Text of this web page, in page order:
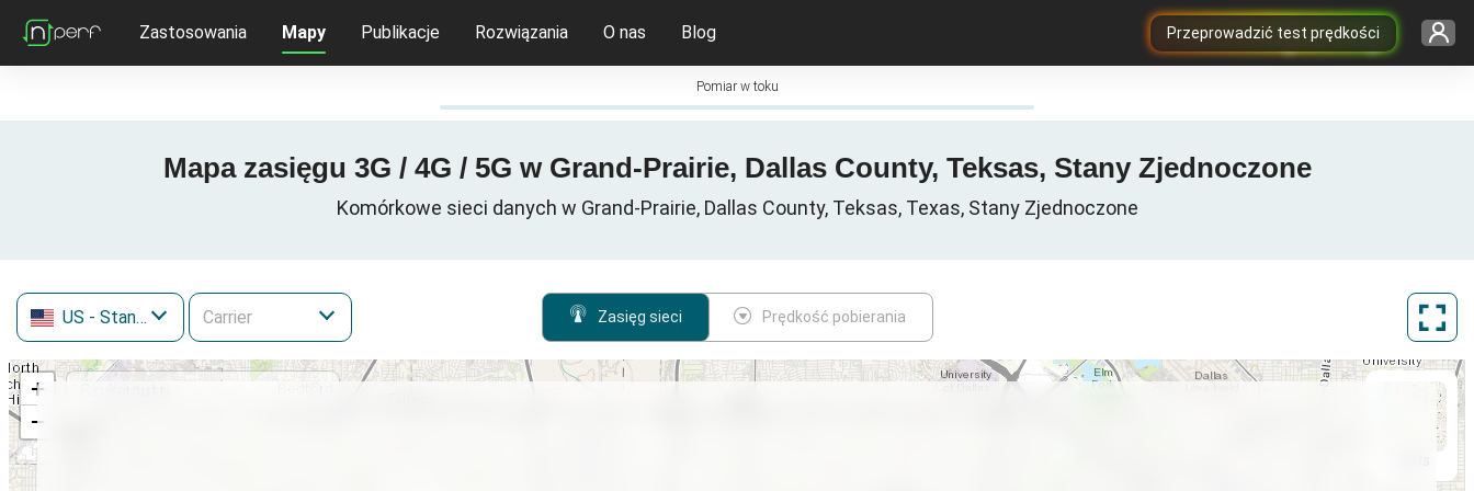
Przeprowadzić test prędkości
Zastosowania Mapy Publikacje Rozwiązania O nas Blog
Pomiar w toku
Mapa zasięgu 3G / 4G / 5G w Grand-Prairie, Dallas County, Teksas, Stany Zjednoczone
Komórkowe sieci danych w Grand-Prairie, Dallas County, Teksas, Texas, Stany Zjednoczone
US - Stany Zjednoczone Zasięg sieci Prędkość pobierania
+
−